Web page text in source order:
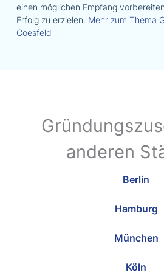
einen möglichen Empfang
Erfolg zu erzielen. Mehr zum Thema
Coesfeld
anderen
Berlin
Hamburg
München
Köln